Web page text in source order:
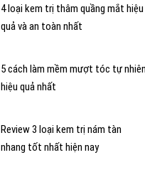
4 loại kem trị thâm quầng mắt hiệu
quả và an toàn nhất
5 cách làm mềm mượt tóc tự nhiên
hiệu quả nhất
Review 3 loại kem trị nám tàn
nhang tốt nhất hiện nay